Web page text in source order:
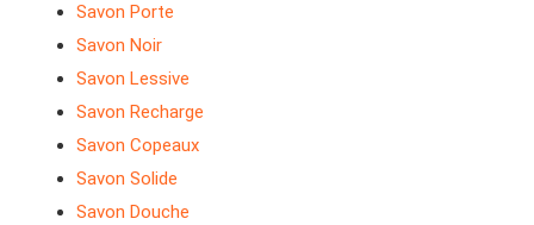
Savon Porte
Savon Noir
Savon Lessive
Savon Recharge
Savon Copeaux
Savon Solide
Savon Douche